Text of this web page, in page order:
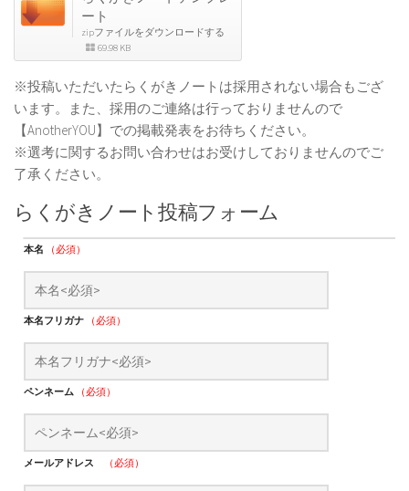
ート
zipファイルをダウンロードする
69.98 KB
※投稿いただいたらくがきノートは採用されない場合もござ
います。また、採用のご連絡は行っておりませんので
【AnotherYOU】での掲載発表をお待ちください。
※選考に関するお問い合わせはお受けしておりませんのでご
了承ください。
らくがきノート投稿フォーム
本名 （必須）
本名フリガナ （必須）
ペンネーム （必須）
メールアドレス （必須）